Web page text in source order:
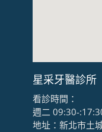
星采牙醫診所
看診時間：
週二 09:30-
地址：新北市土